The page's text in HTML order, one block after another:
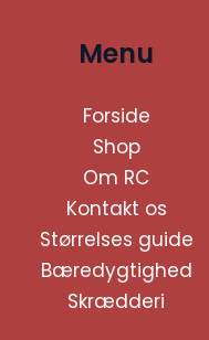
Menu
Forside
Shop
Om RC
Kontakt os
Størrelses guide
Bæredygtighed
Skrædderi